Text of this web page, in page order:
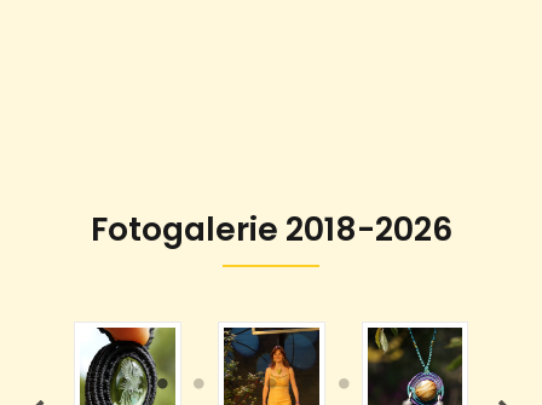
Fotogalerie 2018-2026